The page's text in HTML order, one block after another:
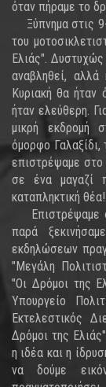
όταν πήραμε το
Ξύπνημα στις
του
Ελιάς".
αναβληθεί,
Κυριακή θα ήταν
ήταν ελεύθερη.
μικρή εκδρομή
όμορφο Γαλαξίδι,
επιστρέψαμε
σε ένα μαγαζί
καταπληκτική θέα!
Επιστρέψαμε
παρά
εκδηλώσεων
"Μεγάλη
"Οι Δρόμοι της
Υπουργείο
Εκτελεστικός
Δρόμοι της
η ιδέα και η
να δούμε